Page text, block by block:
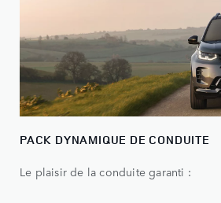
PACK DYNAMIQUE DE CONDUITE
Le plaisir de la conduite garanti :